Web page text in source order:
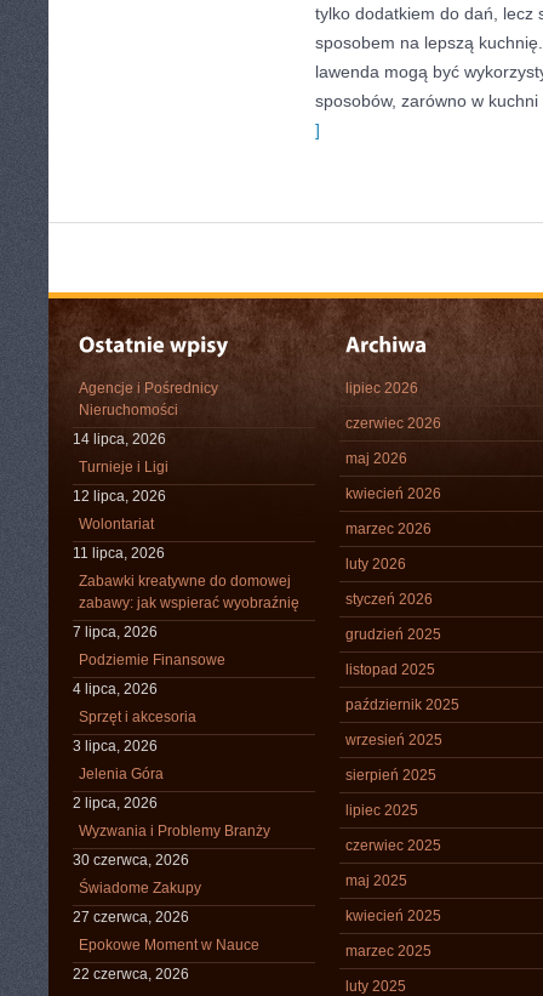
tylko dodatkiem do dań, lecz
sposobem na lepszą
lawenda mogą być
sposobów, zarówno w
]
Agencje i Pośrednicy
Nieruchomości
14 lipca, 2026
Turnieje i Ligi
12 lipca, 2026
Wolontariat
11 lipca, 2026
Zabawki kreatywne do domowej
zabawy: jak wspierać wyobraźnię
7 lipca, 2026
Podziemie Finansowe
4 lipca, 2026
Sprzęt i akcesoria
3 lipca, 2026
Jelenia Góra
2 lipca, 2026
Wyzwania i Problemy Branży
30 czerwca, 2026
Świadome Zakupy
27 czerwca, 2026
Epokowe Moment w Nauce
22 czerwca, 2026
lipiec 2026
czerwiec 2026
maj 2026
kwiecień 2026
marzec 2026
luty 2026
styczeń 2026
grudzień 2025
listopad 2025
październik 2025
wrzesień 2025
sierpień 2025
lipiec 2025
czerwiec 2025
maj 2025
kwiecień 2025
marzec 2025
luty 2025